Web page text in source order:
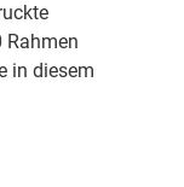
Rahmen
in diesem